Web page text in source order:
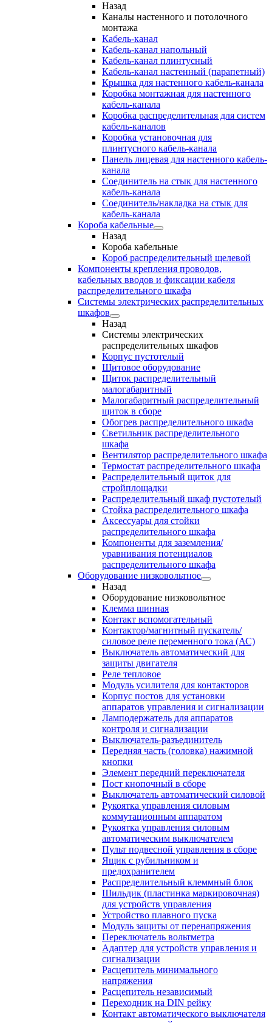
Назад
Каналы настенного и потолочного
монтажа
Кабель-канал
Кабель-канал напольный
Кабель-канал плинтусный
Кабель-канал настенный (парапетный)
Крышка для настенного кабель-канала
Коробка монтажная для настенного
кабель-канала
Коробка распределительная для систем
кабель-каналов
Коробка установочная для
плинтусного кабель-канала
Панель лицевая для настенного кабель-
канала
Соединитель на стык для настенного
кабель-канала
Соединитель/накладка на стык для
кабель-канала
Короба кабельные
Назад
Короба кабельные
Короб распределительный щелевой
Компоненты крепления проводов,
кабельных вводов и фиксации кабеля
распределительного шкафа
Системы электрических распределительных
шкафов
Назад
Системы электрических
распределительных шкафов
Корпус пустотелый
Щитовое оборудование
Щиток распределительный
малогабаритный
Малогабаритный распределительный
щиток в сборе
Обогрев распределительного шкафа
Светильник распределительного
шкафа
Вентилятор распределительного шкафа
Термостат распределительного шкафа
Распределительный щиток для
стройплощадки
Распределительный шкаф пустотелый
Стойка распределительного шкафа
Аксессуары для стойки
распределительного шкафа
Компоненты для заземления/
уравнивания потенциалов
распределительного шкафа
Оборудование низковольтное
Назад
Оборудование низковольтное
Клемма шинная
Контакт вспомогательный
Контактор/магнитный пускатель/
силовое реле переменного тока (АС)
Выключатель автоматический для
защиты двигателя
Реле тепловое
Модуль усилителя для контакторов
Корпус постов для установки
аппаратов управления и сигнализации
Ламподержатель для аппаратов
контроля и сигнализации
Выключатель-разъединитель
Передняя часть (головка) нажимной
кнопки
Элемент передний переключателя
Пост кнопочный в сборе
Выключатель автоматический силовой
Рукоятка управления силовым
коммутационным аппаратом
Рукоятка управления силовым
автоматическим выключателем
Пульт подвесной управления в сборе
Ящик с рубильником и
предохранителем
Распределительный клеммный блок
Шильдик (пластинка маркировочная)
для устройств управления
Устройство плавного пуска
Модуль защиты от перенапряжения
Переключатель вольтметра
Адаптер для устройств управления и
сигнализации
Расцепитель минимального
напряжения
Расцепитель независимый
Переходник на DIN рейку
Контакт автоматического выключателя